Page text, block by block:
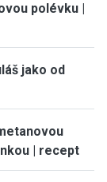
polévku |
jako od
| recept